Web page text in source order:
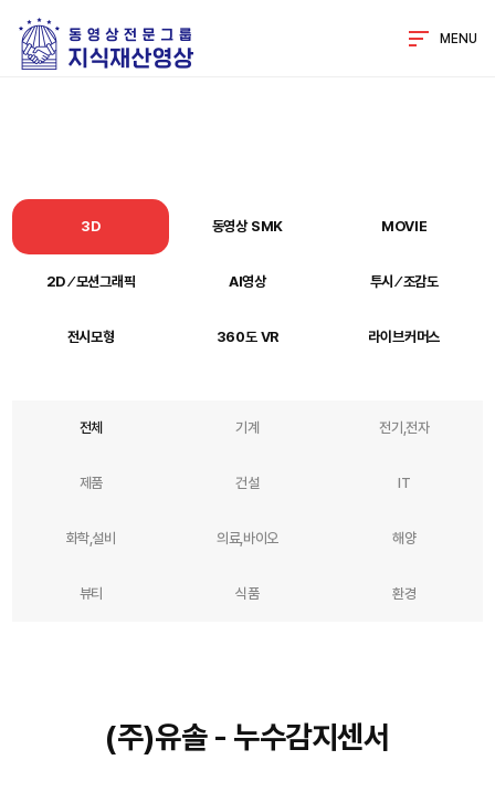
MENU
3D 동영상 SMK MOVIE
2D ⁄ 모션그래픽 AI영상 투시 ⁄ 조감도
전시모형 360도 VR 라이브커머스
전체 기계 전기,전자
제품 건설 IT
화학,설비 의료,바이오 해양
뷰티 식품 환경
(주)유솔 - 누수감지센서